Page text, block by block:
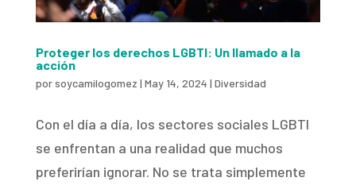
Proteger los derechos LGBTI: Un llamado a la
acción
porsoycamilogomez | May 14, 2024 | Diversidad
Con el día a día, los sectores sociales LGBTI
se enfrentan a una realidad que muchos
preferirían ignorar. No se trata simplemente